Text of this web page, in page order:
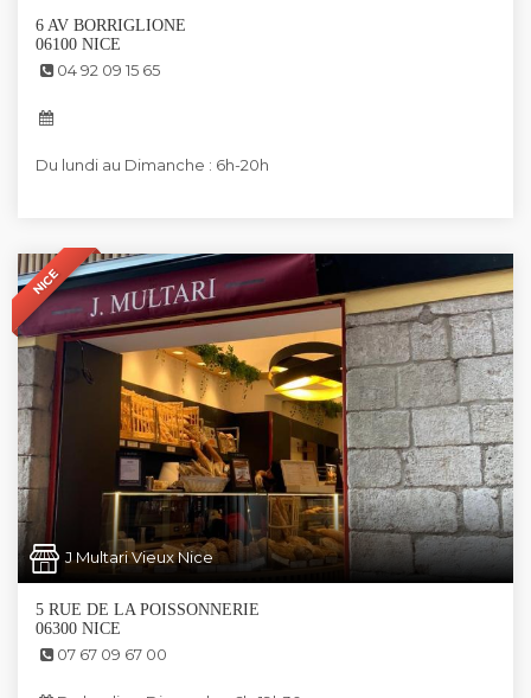
6 AV BORRIGLIONE
06100 NICE
04 92 09 15 65
Du lundi au Dimanche : 6h-20h
NICE
J Multari Vieux Nice
5 RUE DE LA POISSONNERIE
06300 NICE
07 67 09 67 00